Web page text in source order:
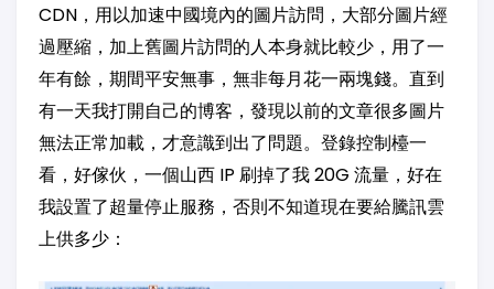
CDN，用以加速中國境內的圖片訪問，大部分圖片經
過壓縮，加上舊圖片訪問的人本身就比較少，用了一
年有餘，期間平安無事，無非每月花一兩塊錢。直到
有一天我打開自己的博客，發現以前的文章很多圖片
無法正常加載，才意識到出了問題。登錄控制檯一
看，好傢伙，一個山西 IP 刷掉了我 20G 流量，好在
我設置了超量停止服務，否則不知道現在要給騰訊雲
上供多少：